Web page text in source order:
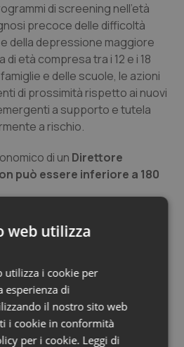
di screening nell’età
precoce delle difficoltà
della depressione maggiore
età compresa tra i 12 e i 18
e delle scuole, le azioni
di prossimità rispetto ai nuovi
a supporto e tutela
a rischio.
di un Direttore
può essere inferiore a 180
alle prestazioni con
del codice RAO
sperimentale dal 01 gennaio
mesi e in via definitiva a
2025, previa revisione da
RAO orientata ad
e a sistematizzare le
web utilizza
utilizza i cookie per
esperienza di
il nostro sito web
i cookie in conformità
per i cookie. Leggi di